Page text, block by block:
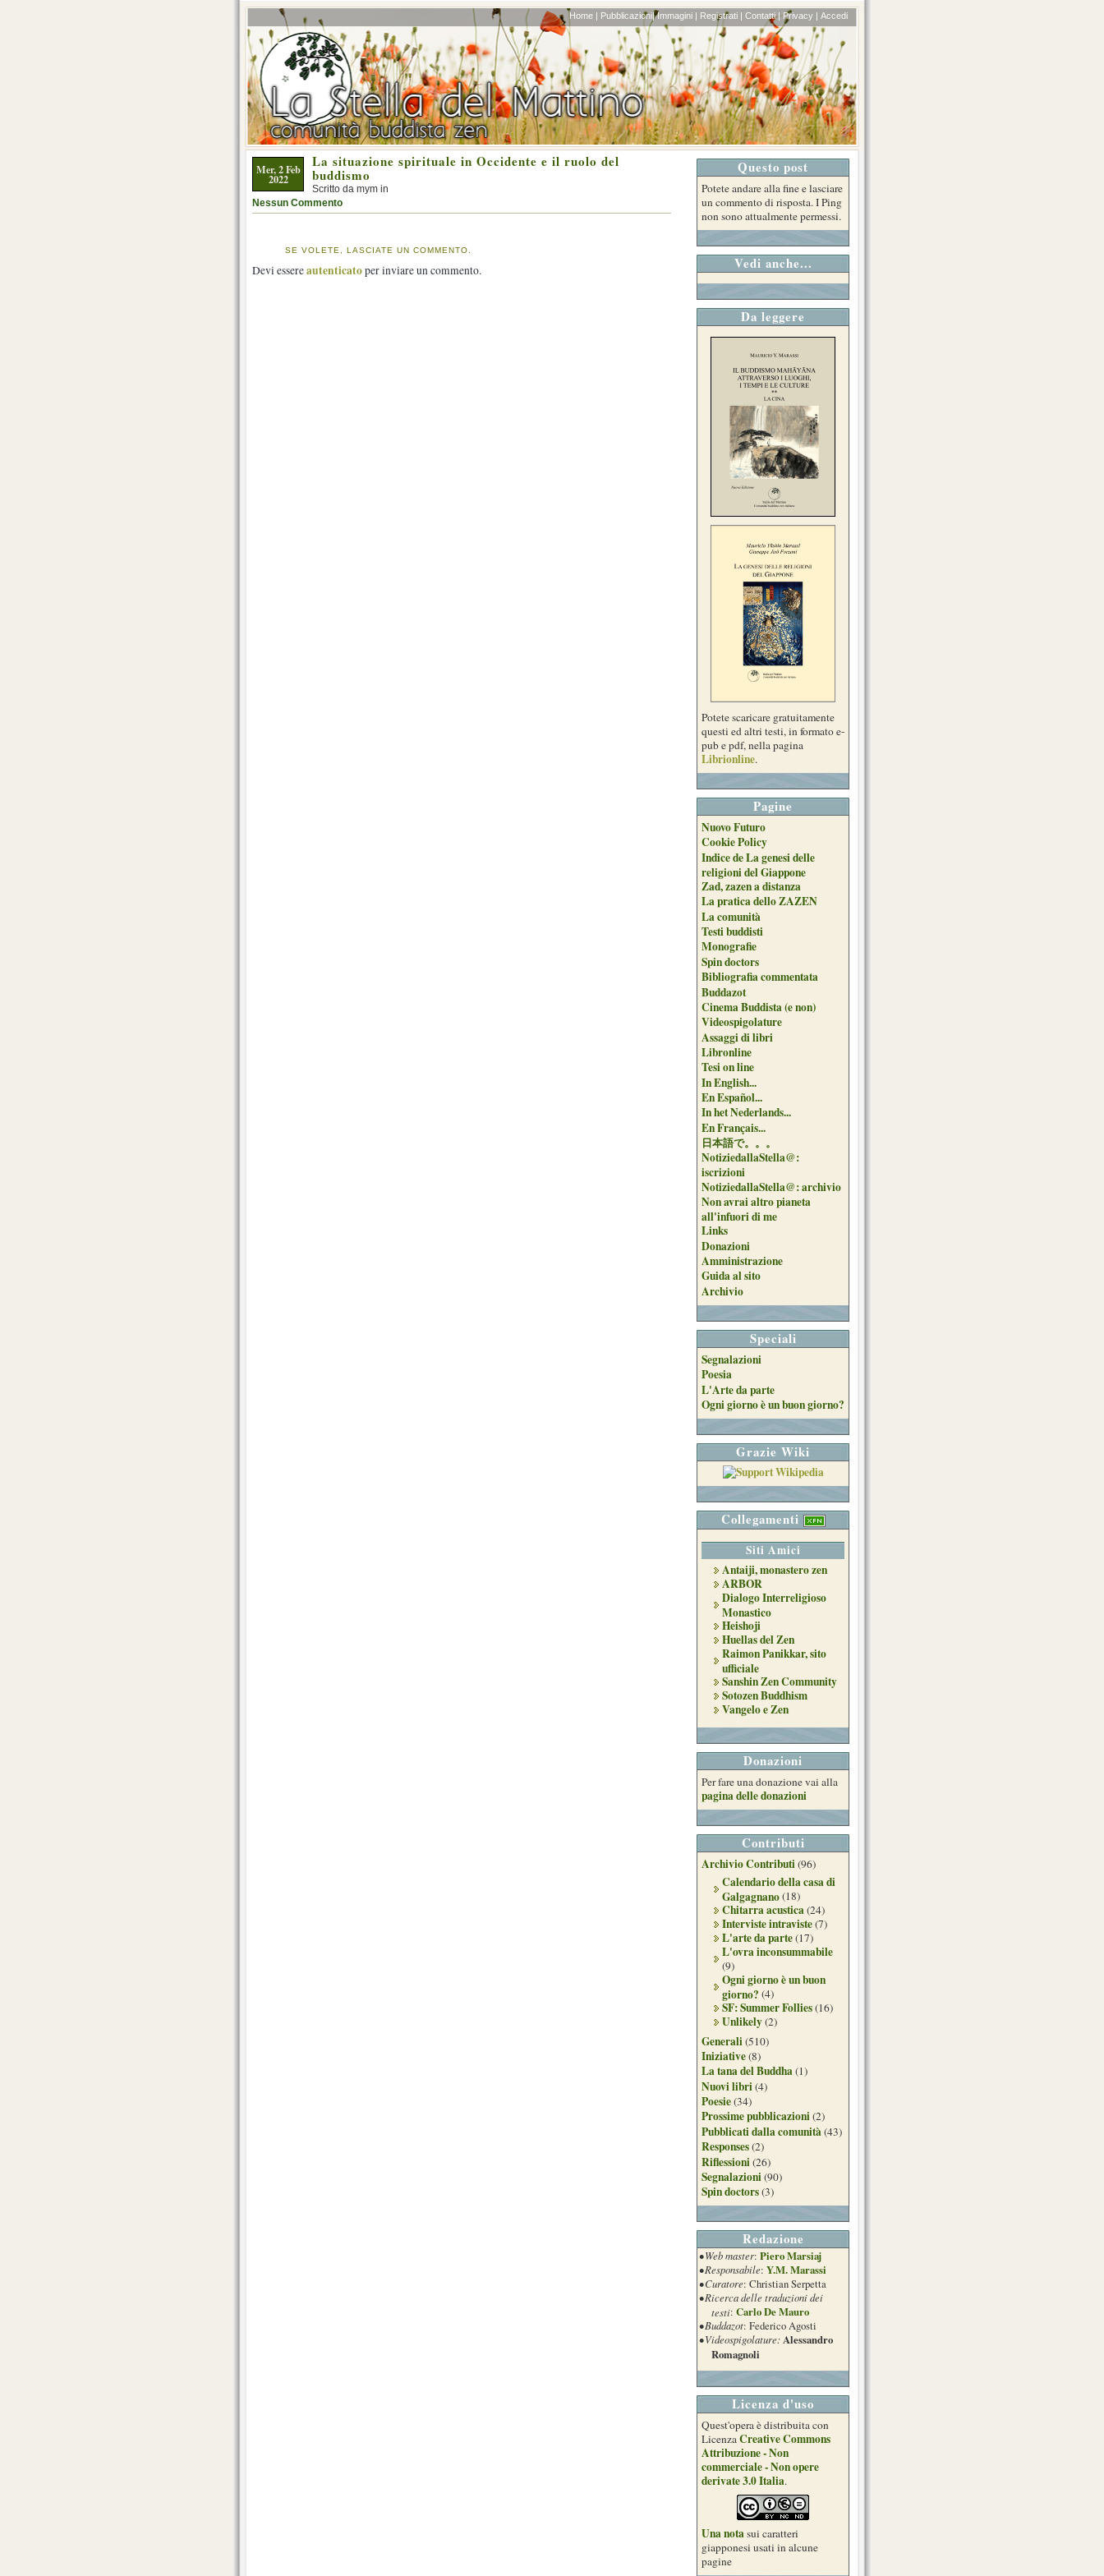
Home | Pubblicazioni| Immagini | Registrati | Contatti | Privacy | Accedi
Mer, 2 Feb
2022
La situazione spirituale in Occidente e il ruolo del
buddismo
Scritto da mym in
Nessun Commento
SE VOLETE, LASCIATE UN COMMENTO.
Devi essereautenticatoper inviare un commento.
Questo post
Potete andare alla fine e lasciare
un commento di risposta. I Ping
non sono attualmente permessi.
Vedi anche...
Da leggere
Potete scaricare gratuitamente
questi ed altri testi, in formato e-
pub e pdf, nella pagina
Librionline.
Pagine
Nuovo Futuro
Cookie Policy
Indice de La genesi delle
religioni del Giappone
Zad, zazen a distanza
La pratica dello ZAZEN
La comunità
Testi buddisti
Monografie
Spin doctors
Bibliografia commentata
Buddazot
Cinema Buddista (e non)
Videospigolature
Assaggi di libri
Libronline
Tesi on line
In English...
En Español...
In het Nederlands...
En Français...
日本語で。。。
NotiziedallaStella@:
iscrizioni
NotiziedallaStella@: archivio
Non avrai altro pianeta
all'infuori di me
Links
Donazioni
Amministrazione
Guida al sito
Archivio
Speciali
Segnalazioni
Poesia
L'Arte da parte
Ogni giorno è un buon giorno?
Grazie Wiki
Collegamenti
Siti Amici
Antaiji, monastero zen
ARBOR
Dialogo Interreligioso
Monastico
Heishoji
Huellas del Zen
Raimon Panikkar, sito
ufficiale
Sanshin Zen Community
Sotozen Buddhism
Vangelo e Zen
Donazioni
Per fare una donazione vai alla
pagina delle donazioni
Contributi
Archivio Contributi(96)
Calendario della casa di
Galgagnano(18)
Chitarra acustica(24)
Interviste intraviste(7)
L'arte da parte(17)
L'ovra inconsummabile
(9)
Ogni giorno è un buon
giorno? (4)
SF: Summer Follies(16)
Unlikely(2)
Generali(510)
Iniziative(8)
La tana del Buddha(1)
Nuovi libri(4)
Poesie(34)
Prossime pubblicazioni(2)
Pubblicati dalla comunità(43)
Responses(2)
Riflessioni(26)
Segnalazioni(90)
Spin doctors(3)
Redazione
• Web master: Piero Marsiaj
• Responsabile: Y.M. Marassi
• Curatore: Christian Serpetta
• Ricerca delle traduzioni dei
testi: Carlo De Mauro
• Buddazot: Federico Agosti
• Videospigolature:Alessandro
Romagnoli
Licenza d'uso
Quest'opera è distribuita con
LicenzaCreative Commons
Attribuzione - Non
commerciale - Non opere
derivate 3.0 Italia.
Una notasui caratteri
giapponesi usati in alcune
pagine